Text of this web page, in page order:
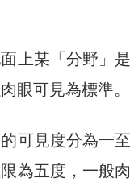
上某「分野」
眼可見為標準。
可見度分為一
為五度，一般